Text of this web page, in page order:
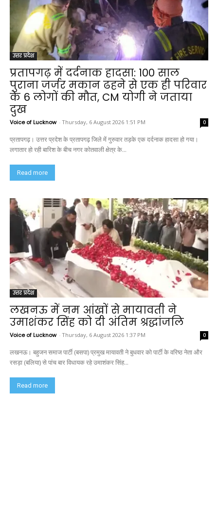
उत्तर प्रदेश
प्रतापगढ़ में दर्दनाक हादसा: 100 साल
पुराना जर्जर मकान ढहने से एक ही परिवार
के 6 लोगों की मौत, CM योगी ने जताया
दुख
Voice of Lucknow - Thursday, 6 August 2026 1:51 PM 0
प्रतापगढ़। उत्तर प्रदेश के प्रतापगढ़ जिले में गुरुवार तड़के एक दर्दनाक हादसा हो गया।
लगातार हो रही बारिश के बीच नगर कोतवाली क्षेत्र के...
Read more
उत्तर प्रदेश
लखनऊ में नम आंखों से मायावती ने
उमाशंकर सिंह को दी अंतिम श्रद्धांजलि
Voice of Lucknow - Thursday, 6 August 2026 1:37 PM 0
लखनऊ। बहुजन समाज पार्टी (बसपा) प्रमुख मायावती ने बुधवार को पार्टी के वरिष्ठ नेता और
रसड़ा (बलिया) से पांच बार विधायक रहे उमाशंकर सिंह...
Read more